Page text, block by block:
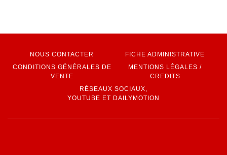
NOUS CONTACTER
FICHE ADMINISTRATIVE
CONDITIONS GÉNÉRALES DE
VENTE
MENTIONS LÉGALES /
CREDITS
RÉSEAUX SOCIAUX,
YOUTUBE ET DAILYMOTION